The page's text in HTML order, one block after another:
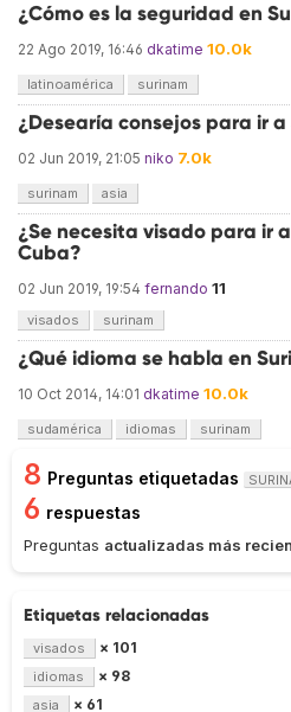
¿Cómo es la seguridad en
22 Ago 2019, 16:46 dkatime 10.0k
latinoamérica surinam
¿Desearía consejos para ir a
02 Jun 2019, 21:05 niko 7.0k
surinam asia
¿Se necesita visado para ir
Cuba?
02 Jun 2019, 19:54 fernando 11
visados surinam
¿Qué idioma se habla en
10 Oct 2014, 14:01 dkatime 10.0k
sudamérica idiomas surinam
8 Preguntas etiquetadas
6 respuestas
Preguntas actualizadas más
Etiquetas relacionadas
visados × 101
idiomas × 98
asia × 61